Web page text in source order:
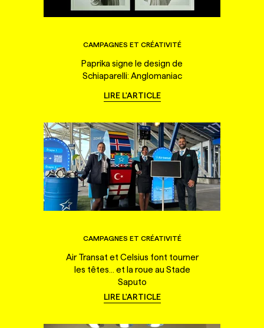
CAMPAGNES ET CRÉATIVITÉ
Paprika signe le design de
Schiaparelli: Anglomaniac
LIRE L'ARTICLE
CAMPAGNES ET CRÉATIVITÉ
Air Transat et Celsius font tourner
les têtes... et la roue au Stade
Saputo
LIRE L'ARTICLE